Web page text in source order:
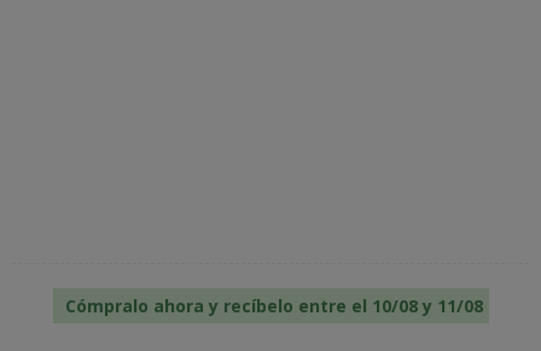
Cómpralo ahora y recíbelo entre el 10/08 y 11/08